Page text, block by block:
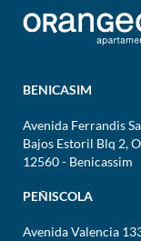
BENICASIM
Avenida Ferrandis
Bajos Estoril Blq 2,
12560 - Benicassim
PEÑISCOLA
Avenida Valencia